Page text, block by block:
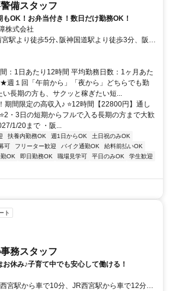
備スタッフ
OK！お弁当付き！数日だけ勤務OK！
株式会社
駅より徒歩5分､阪神国道駅より徒歩3分、阪神
・バイク・自転車OK＜無料駐車場有＞
：1日あたり12時間 平均勤務日数：1ヶ月あた
週１回「午前から」「夜から」どちらでも勤
長期の方も、サクッと稼ぎたい短...
期間限定の高収入♪ ⭐12時間【22800円】通し
・3日の短期からフルで入る長期の方まで大歓
1/20まで ・阪...
扶養内勤務OK 週1日からOK
土日祝のみOK
可 フリーター歓迎 バイク通勤OK
給料前払いOK
OK 即日勤務OK 職場見学可 平日のみOK
学生歓迎
ト
務スタッフ
休み♪子育て中でも安心して働ける！
宮駅から車で10分、JR西宮駅から車で12分、